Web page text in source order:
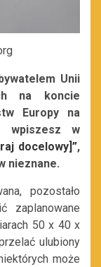
Unii
na koncie
Europy na
wpiszesz w
docelowy]”,
nieznane.
pozostało
50 x 40 x
ulubiony
może